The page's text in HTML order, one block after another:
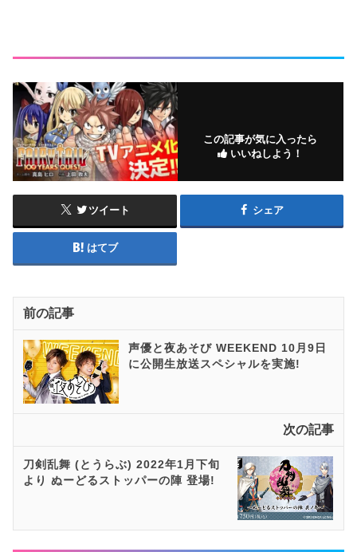
この記事が気に入ったら
いいねしよう！
ツイート シェア
はてブ
前の記事
声優と夜あそび WEEKEND 10月9日
に公開生放送スペシャルを実施!
次の記事
刀剣乱舞 (とうらぶ) 2022年1月下旬
より ぬーどるストッパーの陣 登場!